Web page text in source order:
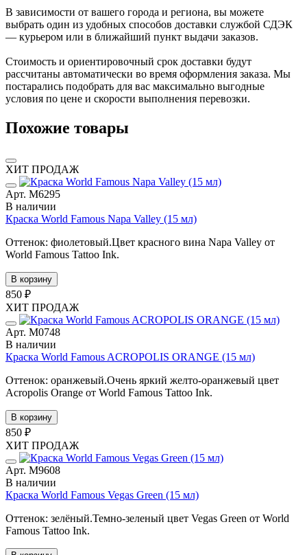
В зависимости от вашего города и региона, вы можете
выбрать один из удобных способов доставки службой СДЭК
— курьером или в ближайший пункт выдачи заказов.
Стоимость и ориентировочный срок доставки будут
рассчитаны автоматически во время оформления заказа. Мы
постарались подобрать для вас максимально выгодные
условия по цене и скорости выполнения перевозки.
Похожие товары
ХИТ ПРОДАЖ
Арт. М6295
В наличии
Краска World Famous Napa Valley (15 мл)
Оттенок: фиолетовый.Цвет красного вина Napa Valley от
World Famous Tattoo Ink.
В корзину
850 ₽
ХИТ ПРОДАЖ
Арт. М0748
В наличии
Краска World Famous ACROPOLIS ORANGE (15 мл)
Оттенок: оранжевый.Очень яркий желто-оранжевый цвет
Acropolis Orange от World Famous Tattoo Ink.
В корзину
850 ₽
ХИТ ПРОДАЖ
Арт. М9608
В наличии
Краска World Famous Vegas Green (15 мл)
Оттенок: зелёный.Темно-зеленый цвет Vegas Green от World
Famous Tattoo Ink.